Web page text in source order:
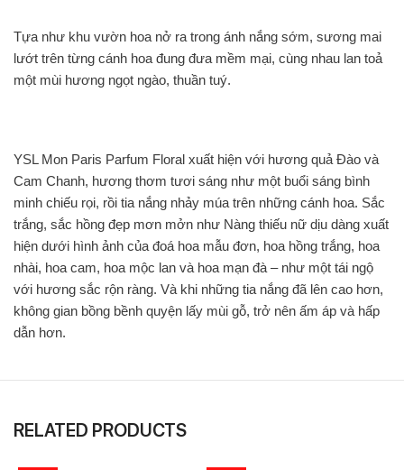
Tựa như khu vườn hoa nở ra trong ánh nắng sớm, sương mai
lướt trên từng cánh hoa đung đưa mềm mại, cùng nhau lan toả
một mùi hương ngọt ngào, thuần tuý.
YSL Mon Paris Parfum Floral xuất hiện với hương quả Đào và
Cam Chanh, hương thơm tươi sáng như một buổi sáng bình
minh chiếu rọi, rồi tia nắng nhảy múa trên những cánh hoa. Sắc
trắng, sắc hồng đẹp mơn mởn như Nàng thiếu nữ dịu dàng xuất
hiện dưới hình ảnh của đoá hoa mẫu đơn, hoa hồng trắng, hoa
nhài, hoa cam, hoa mộc lan và hoa mạn đà – như một tái ngộ
với hương sắc rộn ràng. Và khi những tia nắng đã lên cao hơn,
không gian bồng bềnh quyện lấy mùi gỗ, trở nên ấm áp và hấp
dẫn hơn.
RELATED PRODUCTS